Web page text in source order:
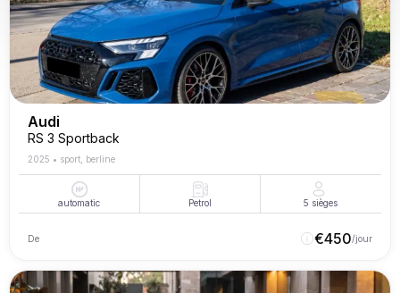
Audi
RS 3 Sportback
2025 • sport, berline
automatic Petrol 5 sièges
De €450/jour